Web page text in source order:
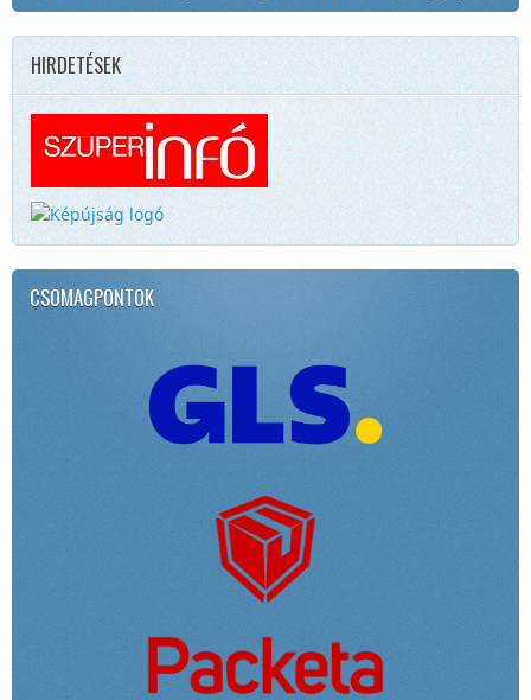
HIRDETÉSEK
CSOMAGPONTOK